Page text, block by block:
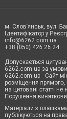
м. Слов’янськ, вул.
Ідентифікатор у
info@6262.com.ua
+38 (050) 426 26 24
Допускається
6262.com.ua за
6262.com.ua - Сайт
розміщення прямого,
на цитовані статті
Порушення
Матеріали з
публікуються на